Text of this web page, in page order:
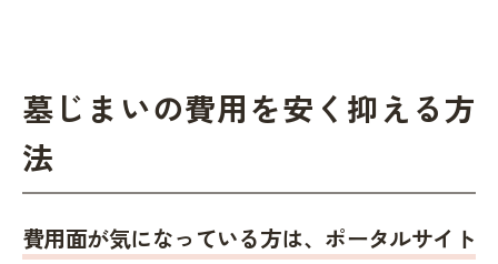
墓じまいの費用を安く抑える方
法
費用面が気になっている方は、ポータルサイト